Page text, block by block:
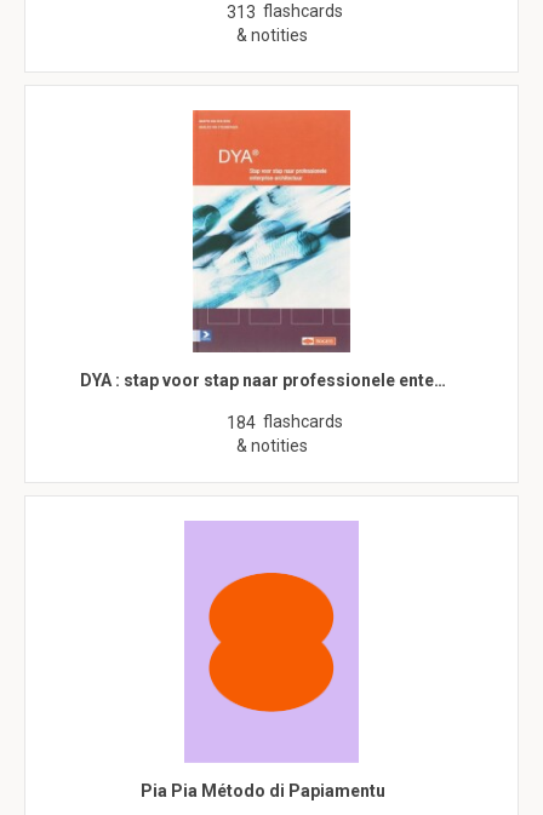
313 flashcards
& notities
DYA : stap voor stap naar professionele ente…
184 flashcards
& notities
Pia Pia Método di Papiamentu